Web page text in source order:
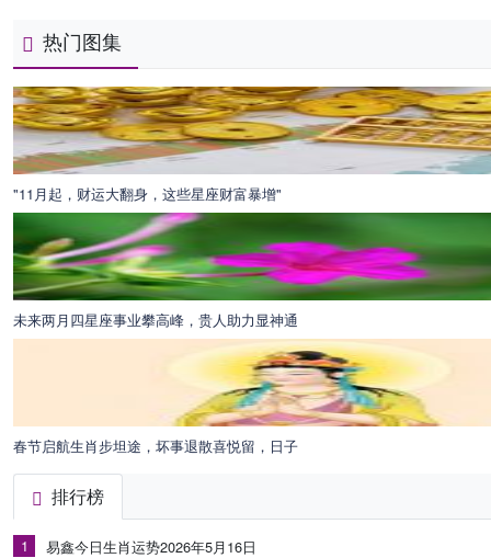
热门图集
"11月起，财运大翻身，这些星座财富暴增"
未来两月四星座事业攀高峰，贵人助力显神通
春节启航生肖步坦途，坏事退散喜悦留，日子
排行榜
1 易鑫今日生肖运势2026年5月16日